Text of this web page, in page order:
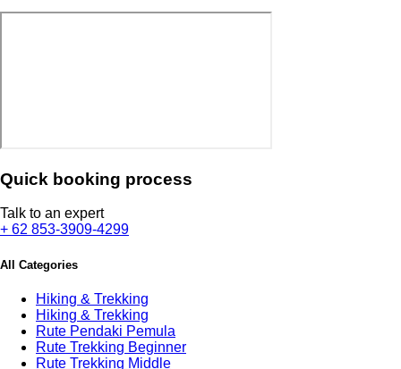
Quick booking process
Talk to an expert
+ 62 853-3909-4299
All Categories
Hiking & Trekking
Hiking & Trekking
Rute Pendaki Pemula
Rute Trekking Beginner
Rute Trekking Middle